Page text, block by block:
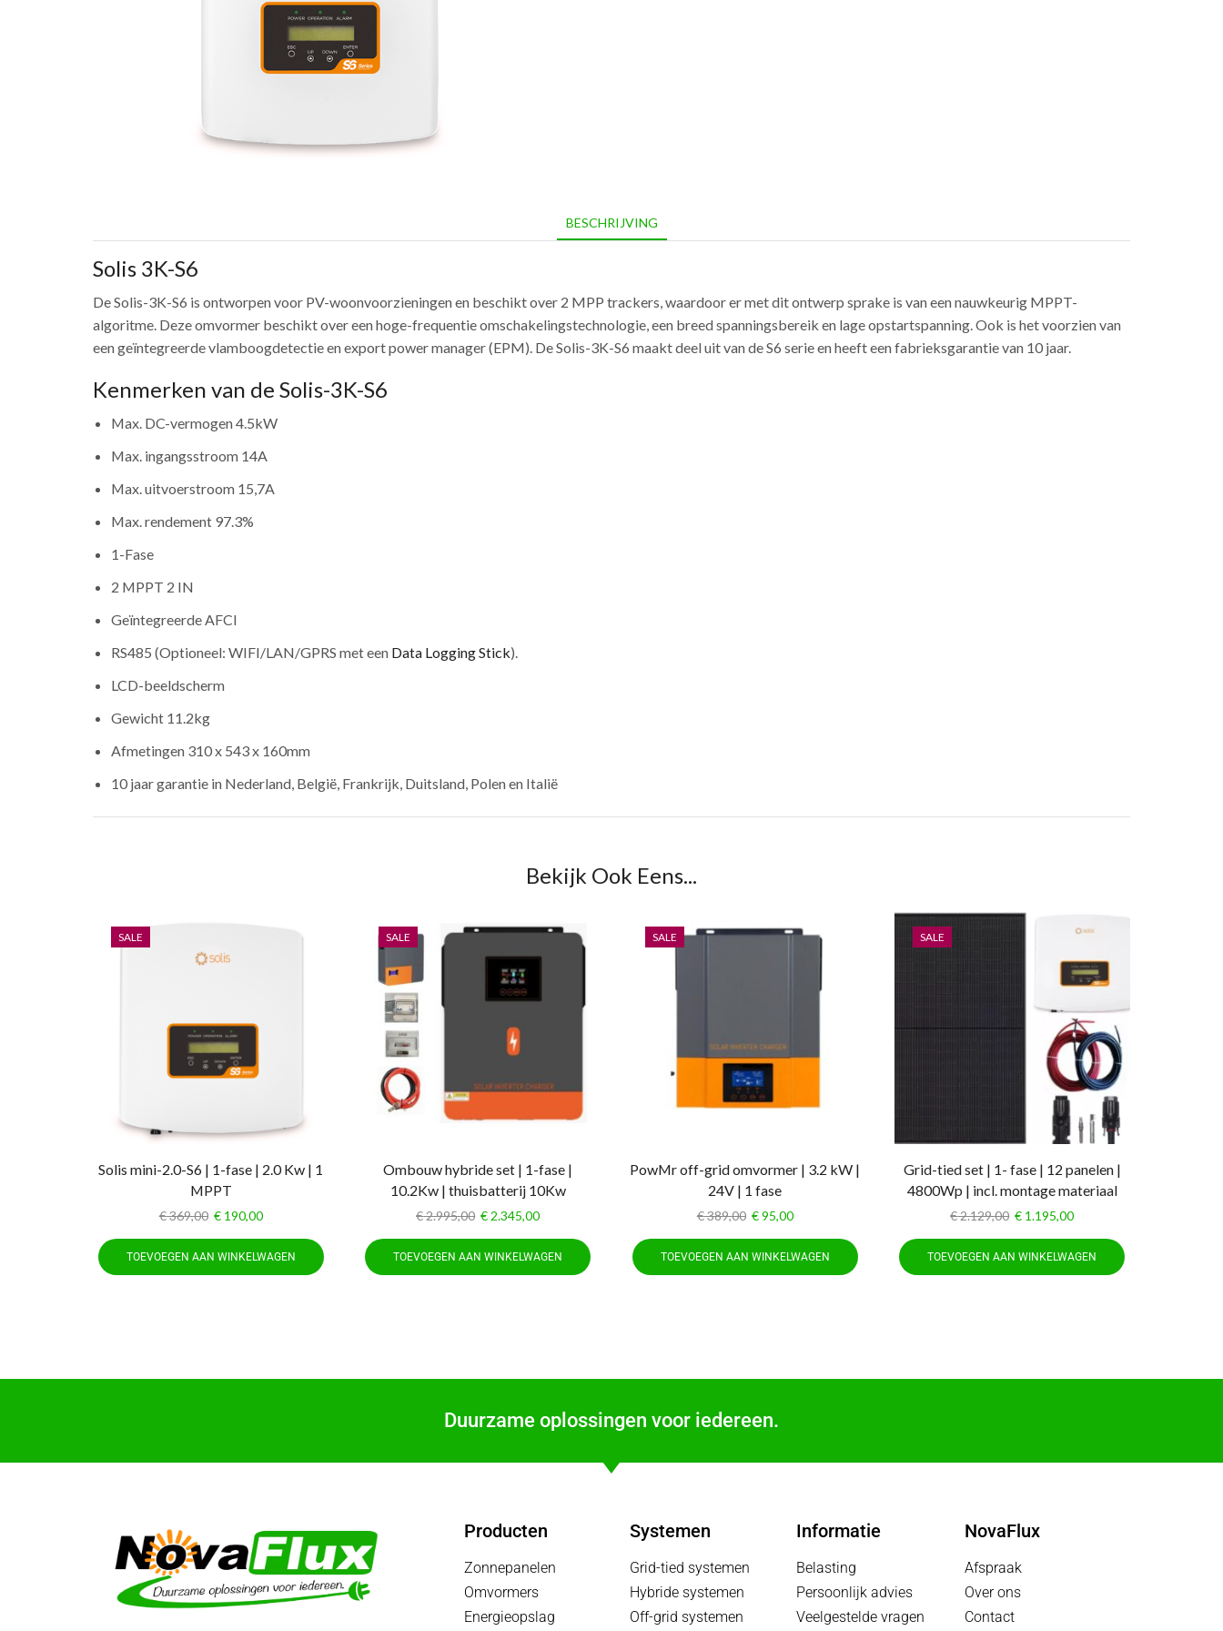
BESCHRIJVING
Solis 3K-S6
De Solis-3K-S6 is ontworpen voor PV-woonvoorzieningen en beschikt over 2 MPP trackers, waardoor er met dit ontwerp sprake is van een nauwkeurig MPPT-
algoritme. Deze omvormer beschikt over een hoge-frequentie omschakelingstechnologie, een breed spanningsbereik en lage opstartspanning. Ook is het voorzien van
een geïntegreerde vlamboogdetectie en export power manager (EPM). De Solis-3K-S6 maakt deel uit van de S6 serie en heeft een fabrieksgarantie van 10 jaar.
Kenmerken van de Solis-3K-S6
Max. DC-vermogen 4.5kW
Max. ingangsstroom 14A
Max. uitvoerstroom 15,7A
Max. rendement 97.3%
1-Fase
2 MPPT 2 IN
Geïntegreerde AFCI
RS485 (Optioneel: WIFI/LAN/GPRS met een Data Logging Stick).
LCD-beeldscherm
Gewicht 11.2kg
Afmetingen 310 x 543 x 160mm
10 jaar garantie in Nederland, België, Frankrijk, Duitsland, Polen en Italië
Bekijk Ook Eens...
SALE
Solis mini-2.0-S6 | 1-fase | 2.0 Kw | 1
MPPT
€369,00 €190,00
TOEVOEGEN AAN WINKELWAGEN
SALE
Ombouw hybride set | 1-fase |
10.2Kw | thuisbatterij 10Kw
€2.995,00 € 2.345,00
TOEVOEGEN AAN WINKELWAGEN
SALE
PowMr off-grid omvormer | 3.2 kW |
24V | 1 fase
€389,00 €95,00
TOEVOEGEN AAN WINKELWAGEN
SALE
Grid-tied set | 1- fase | 12 panelen |
4800Wp | incl. montage materiaal
€2.129,00 € 1.195,00
TOEVOEGEN AAN WINKELWAGEN
Duurzame oplossingen voor iedereen.
Producten
Zonnepanelen
Omvormers
Energieopslag
Systemen
Grid-tied systemen
Hybride systemen
Off-grid systemen
Informatie
Belasting
Persoonlijk advies
Veelgestelde vragen
NovaFlux
Afspraak
Over ons
Contact